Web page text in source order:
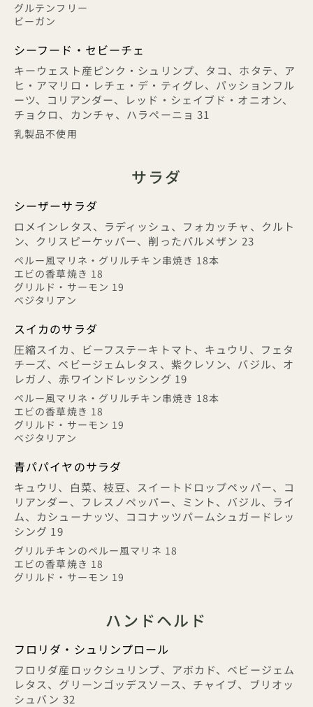
グルテンフリー
ビーガン
シーフード・セビーチェ
キーウェスト産ピンク・シュリンプ、タコ、ホタテ、ア
ヒ・アマリロ・レチェ・デ・ティグレ、パッションフル
ーツ、コリアンダー、レッド・シェイブド・オニオン、
チョクロ、カンチャ、ハラペーニョ 31
乳製品不使用
サラダ
シーザーサラダ
ロメインレタス、ラディッシュ、フォカッチャ、クルト
ン、クリスピーケッパー、削ったパルメザン 23
ペルー風マリネ・グリルチキン串焼き 18本
エビの香草焼き 18
グリルド・サーモン 19
ベジタリアン
スイカのサラダ
圧縮スイカ、ビーフステーキトマト、キュウリ、フェタ
チーズ、ベビージェムレタス、紫クレソン、バジル、オ
レガノ、赤ワインドレッシング 19
ペルー風マリネ・グリルチキン串焼き 18本
エビの香草焼き 18
グリルド・サーモン 19
ベジタリアン
青パパイヤのサラダ
キュウリ、白菜、枝豆、スイートドロップペッパー、コ
リアンダー、フレスノペッパー、ミント、バジル、ライ
ム、カシューナッツ、ココナッツパームシュガードレッ
シング 19
グリルチキンのペルー風マリネ 18
エビの香草焼き 18
グリルド・サーモン 19
ハンドヘルド
フロリダ・シュリンプロール
フロリダ産ロックシュリンプ、アボカド、ベビージェム
レタス、グリーンゴッデスソース、チャイブ、ブリオッ
シュバン 32